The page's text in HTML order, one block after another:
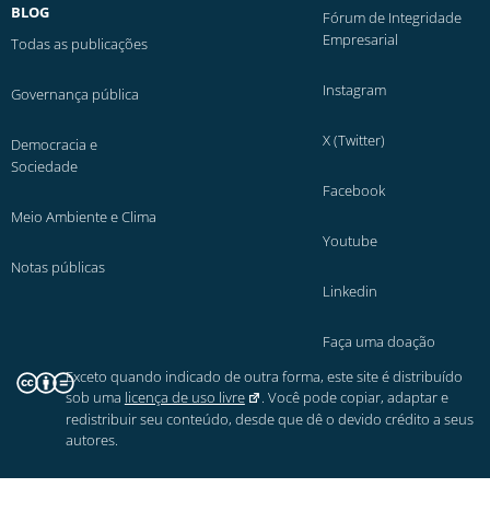
BLOG
Todas as publicações
Governança pública
Democracia e
Sociedade
Meio Ambiente e Clima
Notas públicas
Fórum de Integridade
Empresarial
Instagram
X (Twitter)
Facebook
Youtube
Linkedin
Faça uma doação
Exceto quando indicado de outra forma, este site é distribuído
sob uma licença de uso livre
. Você pode copiar, adaptar e
redistribuir seu conteúdo, desde que dê o devido crédito a seus
autores.